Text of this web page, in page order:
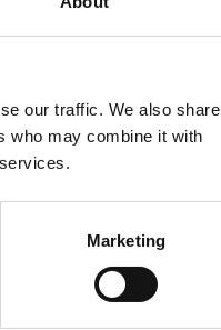
our traffic. We also share
who may combine it with
Marketing